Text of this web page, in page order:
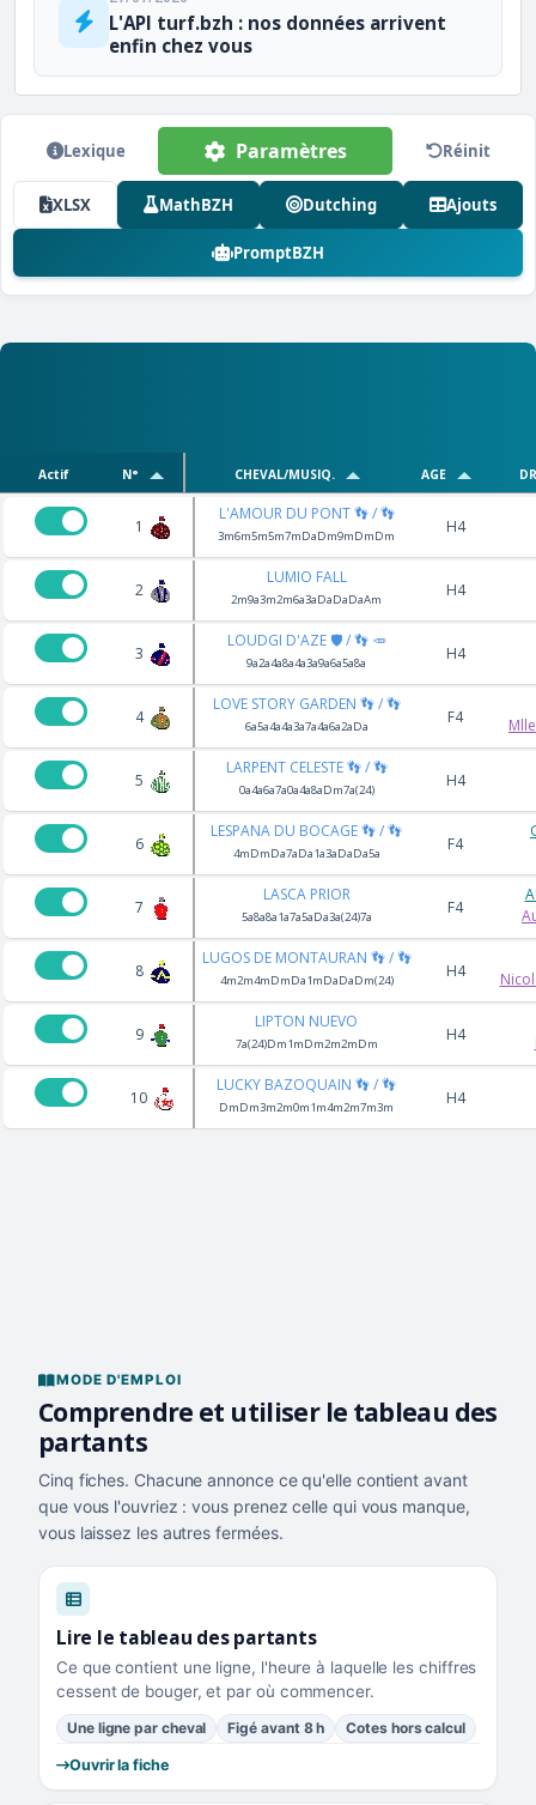
L'API turf.bzh : nos données arrivent
enfin chez vous
Lexique Paramètres Réinit
XLSX MathBZH Dutching Ajouts
PromptBZH
Actif N° CHEVAL/MUSIQ. AGE
1
L'AMOUR DU PONT 👣 / 👣
3m6m5m5m7mDaDm9mDmDm H4
2
LUMIO FALL
2m9a3m2m6a3aDaDaDaAm H4
3
LOUDGI D'AZE 🛡️ / 👣 🥕
9a2a4a8a4a3a9a6a5a8a H4
4
LOVE STORY GARDEN 👣 / 👣
6a5a4a4a3a7a4a6a2aDa F4
5
LARPENT CELESTE 👣 / 👣
0a4a6a7a0a4a8aDm7a(24) H4
6
LESPANA DU BOCAGE 👣 / 👣
4mDmDa7aDa1a3aDaDa5a F4
7
LASCA PRIOR
5a8a8a1a7a5aDa3a(24)7a F4
8
LUGOS DE MONTAURAN 👣 / 👣
4m2m4mDmDa1mDaDaDm(24) H4
9
LIPTON NUEVO
7a(24)Dm1mDm2m2mDm H4
10
LUCKY BAZOQUAIN 👣 / 👣
DmDm3m2m0m1m4m2m7m3m H4
MODE D'EMPLOI
Comprendre et utiliser le tableau des
partants
Cinq fiches. Chacune annonce ce qu'elle contient avant
que vous l'ouvriez : vous prenez celle qui vous manque,
vous laissez les autres fermées.
Lire le tableau des partants
Ce que contient une ligne, l'heure à laquelle les chiffres
cessent de bouger, et par où commencer.
Une ligne par cheval Figé avant 8 h Cotes hors calcul
Ouvrir la fiche